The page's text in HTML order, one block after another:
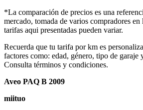
*La comparación de precios es una
mercado, tomada de varios compradores
tarifas aqui presentadas pueden variar.
Recuerda que tu tarifa por km es
factores como: edad, género, tipo de garaje
Consulta términos y condiciones.
Aveo PAQ B 2009
miituo